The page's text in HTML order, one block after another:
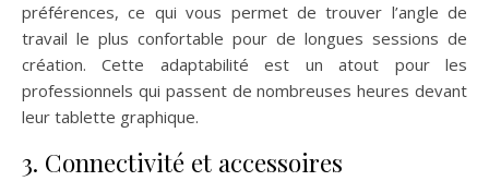
préférences, ce qui vous permet de trouver l’angle de
travail le plus confortable pour de longues sessions de
création. Cette adaptabilité est un atout pour les
professionnels qui passent de nombreuses heures devant
leur tablette graphique.
3. Connectivité et accessoires